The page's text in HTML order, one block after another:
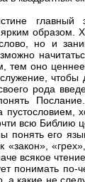
главный
образом.
но и
тем оно
чтобы
рода
пустословием,
всю Библию
понять его
всякое
понимать по-